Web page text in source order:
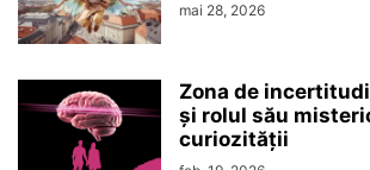
mai 28, 2026
Zona de
şi rolul său
curiozităţii